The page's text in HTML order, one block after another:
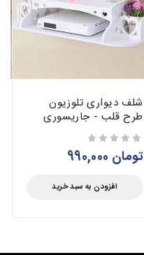
شلف دیواری تلوزیون
طرح قلب - جاریسوری
تومان
افزودن به سبد خرید